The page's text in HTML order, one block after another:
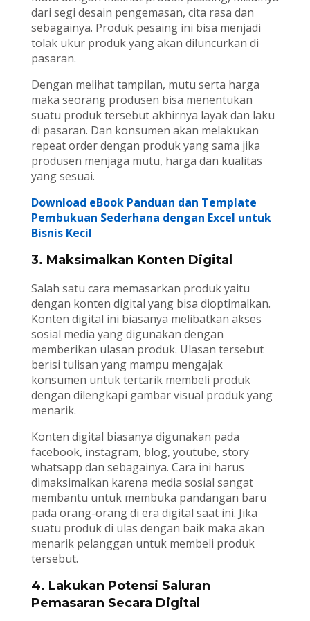
dari segi desain pengemasan, cita rasa dan
sebagainya. Produk pesaing ini bisa menjadi
tolak ukur produk yang akan diluncurkan di
pasaran.
Dengan melihat tampilan, mutu serta harga
maka seorang produsen bisa menentukan
suatu produk tersebut akhirnya layak dan laku
di pasaran. Dan konsumen akan melakukan
repeat order dengan produk yang sama jika
produsen menjaga mutu, harga dan kualitas
yang sesuai.
Download eBook Panduan dan Template
Pembukuan Sederhana dengan Excel untuk
Bisnis Kecil
3. Maksimalkan Konten Digital
Salah satu cara memasarkan produk yaitu
dengan konten digital yang bisa dioptimalkan.
Konten digital ini biasanya melibatkan akses
sosial media yang digunakan dengan
memberikan ulasan produk. Ulasan tersebut
berisi tulisan yang mampu mengajak
konsumen untuk tertarik membeli produk
dengan dilengkapi gambar visual produk yang
menarik.
Konten digital biasanya digunakan pada
facebook, instagram, blog, youtube, story
whatsapp dan sebagainya. Cara ini harus
dimaksimalkan karena media sosial sangat
membantu untuk membuka pandangan baru
pada orang-orang di era digital saat ini. Jika
suatu produk di ulas dengan baik maka akan
menarik pelanggan untuk membeli produk
tersebut.
4. Lakukan Potensi Saluran
Pemasaran Secara Digital